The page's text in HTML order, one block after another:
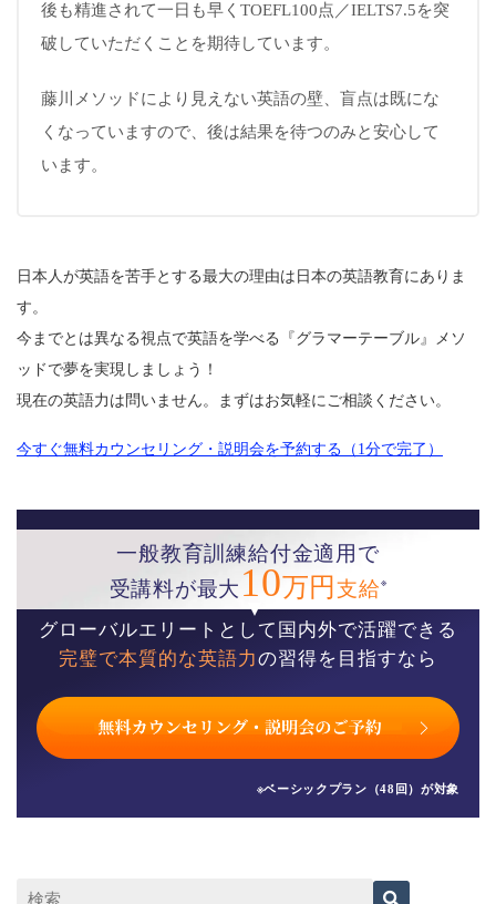
後も精進されて一日も早くTOEFL100点／IELTS7.5を突
破していただくことを期待しています。
藤川メソッドにより見えない英語の壁、盲点は既にな
くなっていますので、後は結果を待つのみと安心して
います。
日本人が英語を苦手とする最大の理由は日本の英語教育にありま
す。
今までとは異なる視点で英語を学べる『グラマーテーブル』メソ
ッドで夢を実現しましょう！
現在の英語力は問いません。まずはお気軽にご相談ください。
今すぐ無料カウンセリング・説明会を予約する（1分で完了）
一般教育訓練給付金適用で
受講料が最大 10万円支給※
グローバルエリートとして国内外で活躍できる
完璧で本質的な英語力の習得を目指すなら
※ベーシックプラン（48回）が対象